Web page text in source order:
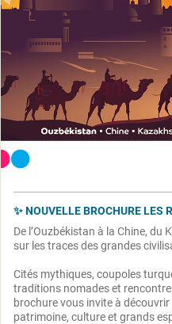
✨ NOUVELLE BROCHURE LES
De l’Ouzbékistan à la Chine,
sur les traces des grandes
Cités mythiques, coupoles
traditions nomades et
brochure vous invite à
patrimoine, culture et grands